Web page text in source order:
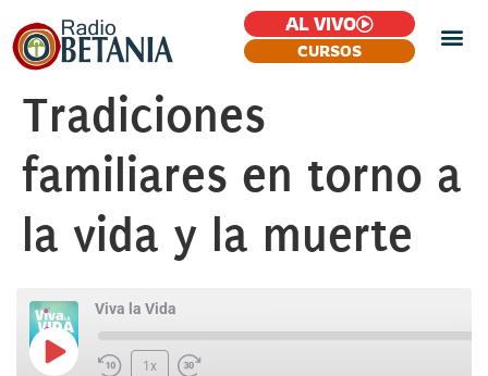
AL VIVO
CURSOS
Tradiciones
familiares en torno a
la vida y la muerte
Viva la Vida
1x